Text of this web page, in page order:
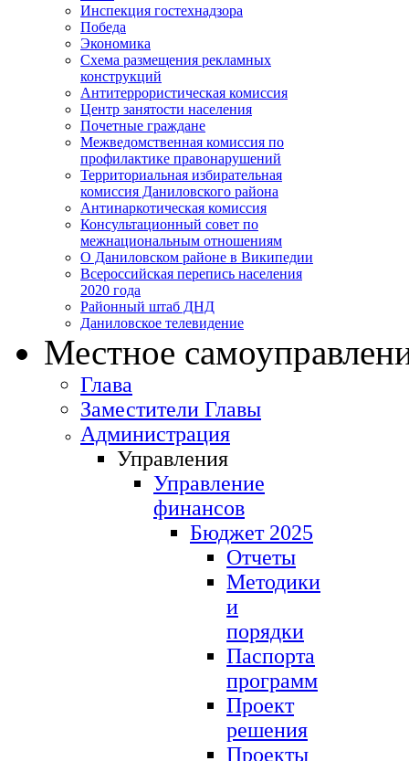
Инспекция гостехнадзора
Победа
Экономика
Схема размещения рекламных
конструкций
Антитеррористическая комиссия
Центр занятости населения
Почетные граждане
Межведомственная комиссия по
профилактике правонарушений
Территориальная избирательная
комиссия Даниловского района
Антинаркотическая комиссия
Консультационный совет по
межнациональным отношениям
О Даниловском районе в Википедии
Всероссийская перепись населения
2020 года
Районный штаб ДНД
Даниловское телевидение
Местное
Глава
Заместители Главы
Администрация
Управления
Управление
финансов
Бюджет 2025
Отчеты
Методики
и
порядки
Паспорта
программ
Проект
решения
Проекты